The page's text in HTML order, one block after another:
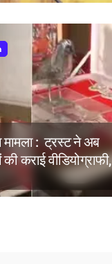
मामला : ट्रस्ट ने अब
कराई वीडियोग्राफी,
की तैयारी